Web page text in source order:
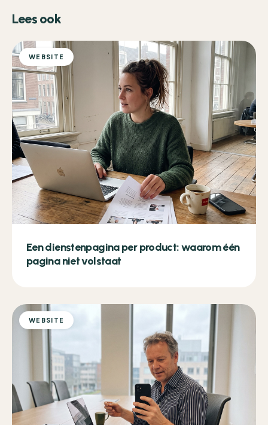
Lees ook
WEBSITE
Een dienstenpagina per product: waarom één
pagina niet volstaat
WEBSITE